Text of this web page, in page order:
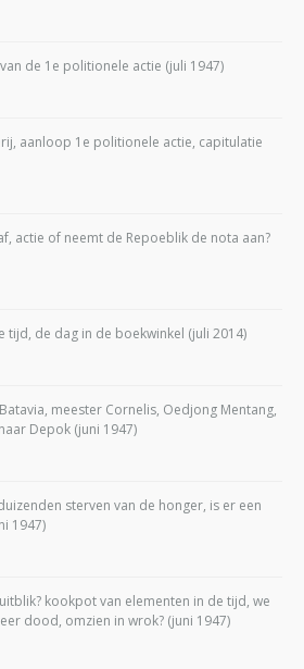
de 1e politionele actie (juli 1947)
aanloop 1e politionele actie, capitulatie
actie of neemt de Repoeblik de nota aan?
tijd, de dag in de boekwinkel (juli 2014)
meester Cornelis, Oedjong Mentang,
Depok (juni 1947)
sterven van de honger, is er een
1947)
kookpot van elementen in de tijd, we
dood, omzien in wrok? (juni 1947)